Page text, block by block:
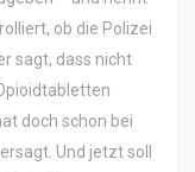
ob die Polizei
sagt, dass nicht
doch schon bei
Und jetzt soll